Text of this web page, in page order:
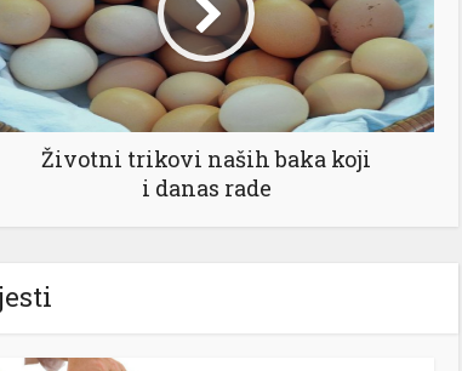
Životni trikovi naših baka koji
i danas rade